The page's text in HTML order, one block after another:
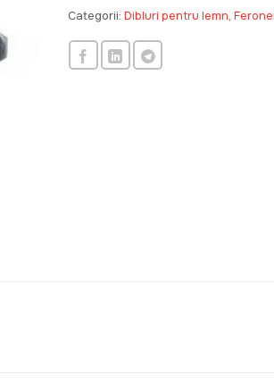
Categorii: Dibluri pentru lemn,